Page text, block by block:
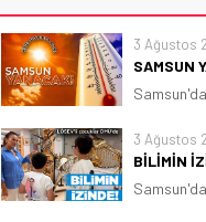
3 Ağustos
SAMSUN
hava etkili
Sıcaklık 31
kadar
3 Ağustos
BİLİMİN